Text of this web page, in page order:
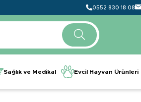
0552 830 18 08
Sağlık ve Medikal Evcil Hayvan Ürünleri